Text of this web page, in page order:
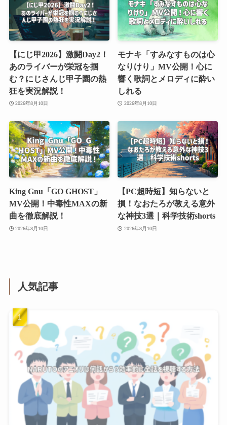
【にじ甲2026】激闘Day2！
あのライバーが栄冠を掴
む？にじさんじ甲子園の熱
狂を実況解説！
2026年8月10日
モナキ「すみなすものは心
なりけり」MV公開！心に
響く歌詞とメロディに酔い
しれる
2026年8月10日
King Gnu「GO GHOST」
MV公開！中毒性MAXの新
曲を徹底解説！
2026年8月10日
【PC超時短】知らないと
損！なおたろが教える意外
な神技3選｜科学技術shorts
2026年8月10日
人気記事